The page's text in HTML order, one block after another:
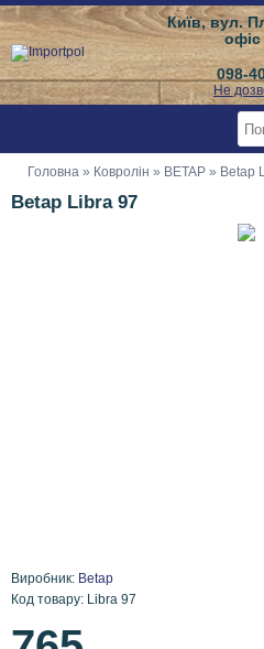
Київ, вул.
офіс
098-
Не
Головна » Ковролін » BETAP » Betap
Betap Libra 97
Виробник: Betap
Код товару: Libra 97